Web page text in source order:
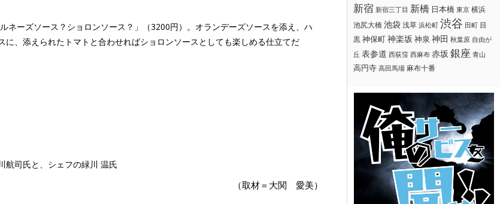
ネーズソース？ショロンソース？」（3200円）。オランデーズソースを添え、ハ
に、添えられたトマトと合わせればショロンソースとしても楽しめる仕立てだ
航司氏と、シェフの緑川 温氏
（取材＝大関 愛美）
新宿 新宿三丁目 新橋 日本橋 東京 横浜
池尻大橋 池袋浅草 浜松町 渋谷 田町 目
黒神保町神楽坂 神泉 神田 秋葉原 自由が
丘 表参道 西荻窪 西麻布 赤坂 銀座 青山
高円寺 高田馬場 麻布十番